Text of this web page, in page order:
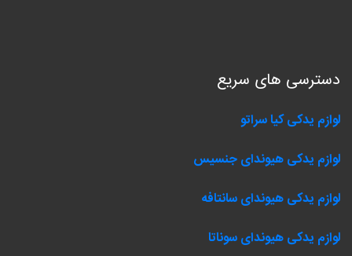
دسترسی های سریع
لوازم یدکی کیا سراتو
لوازم یدکی هیوندای جنسیس
لوازم یدکی هیوندای سانتافه
لوازم یدکی هیوندای سوناتا